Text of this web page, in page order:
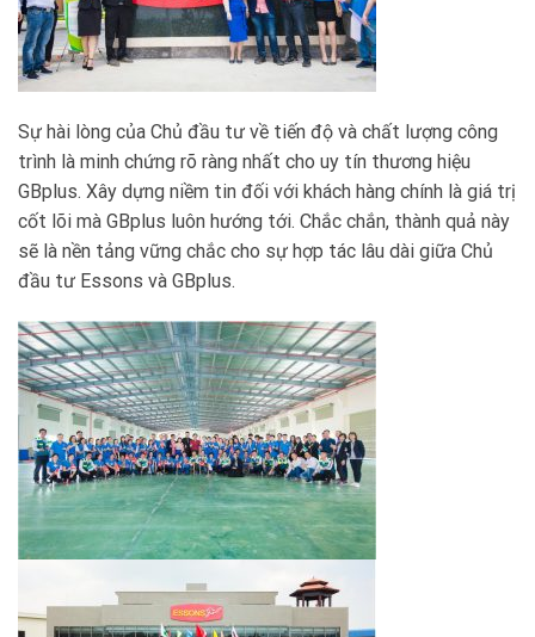
Sự hài lòng của Chủ đầu tư về tiến độ và chất lượng công
trình là minh chứng rõ ràng nhất cho uy tín thương hiệu
GBplus. Xây dựng niềm tin đối với khách hàng chính là giá trị
cốt lõi mà GBplus luôn hướng tới. Chắc chắn, thành quả này
sẽ là nền tảng vững chắc cho sự hợp tác lâu dài giữa Chủ
đầu tư Essons và GBplus.